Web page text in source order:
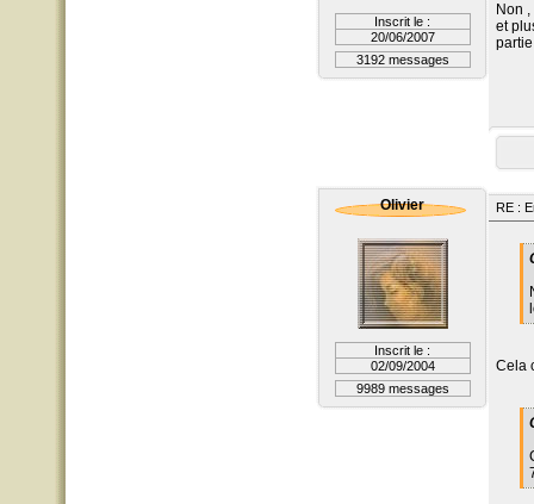
Inscrit le :
20/06/2007
3192 messages
Non
et
Olivier
Inscrit le :
02/09/2004
9989 messages
RE :
Cela